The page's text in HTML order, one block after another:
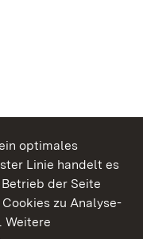
optimales
Linie handelt es
der Seite
zu Analyse-
Weitere